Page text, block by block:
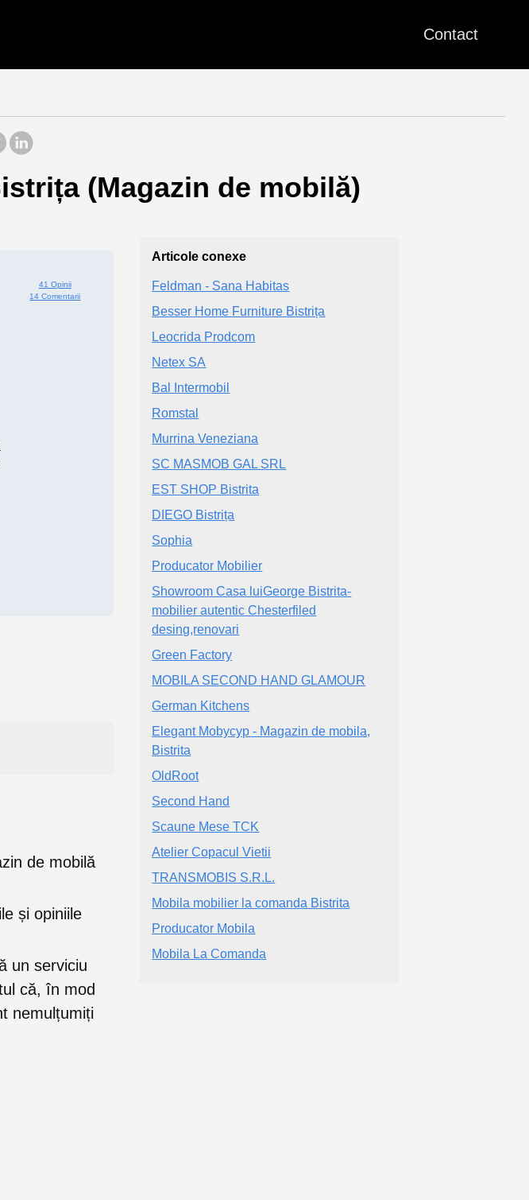
Contact
(Magazin de mobilă)
41 Opinii
14 Comentarii
de mobilă
și opiniile
un serviciu
că, în mod
nemulțumiți
Articole conexe
Feldman - Sana Habitas
Besser Home Furniture Bistrița
Leocrida Prodcom
Netex SA
Bal Intermobil
Romstal
Murrina Veneziana
SC MASMOB GAL SRL
EST SHOP Bistrita
DIEGO Bistrița
Sophia
Producator Mobilier
Showroom Casa luiGeorge Bistrita-
mobilier autentic Chesterfiled
desing,renovari
Green Factory
MOBILA SECOND HAND GLAMOUR
German Kitchens
Elegant Mobycyp - Magazin de mobila,
Bistrita
OldRoot
Second Hand
Scaune Mese TCK
Atelier Copacul Vietii
TRANSMOBIS S.R.L.
Mobila mobilier la comanda Bistrita
Producator Mobila
Mobila La Comanda